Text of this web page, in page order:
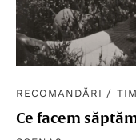
RECOMANDĂRI /
Ce facem